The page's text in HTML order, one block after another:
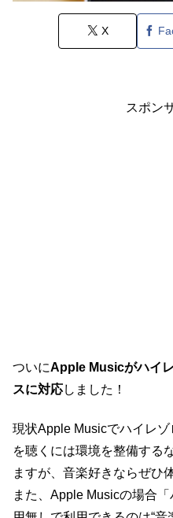
X
スポン
ついにApple Musicがハイ
スに対応しました！
現状Apple Musicでハイレ
を聴くには環境を整備する
ますが、音楽好きならぜひ
また、Apple Musicの場合